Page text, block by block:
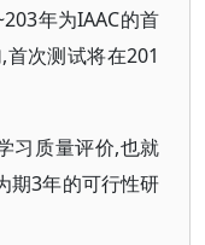
年为IAAC的首
次测试将在201
习质量评价,也就
期3年的可行性研